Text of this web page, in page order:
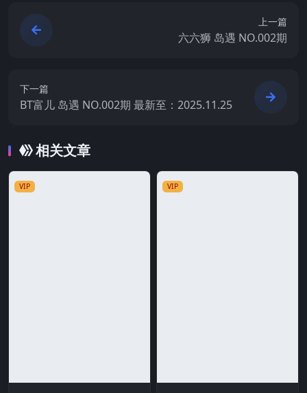
上一篇
六六狮 岛遇 NO.002期
下一篇
BT富儿 岛遇 NO.002期 最新至：2025.11.25
相关文章
VIP VIP